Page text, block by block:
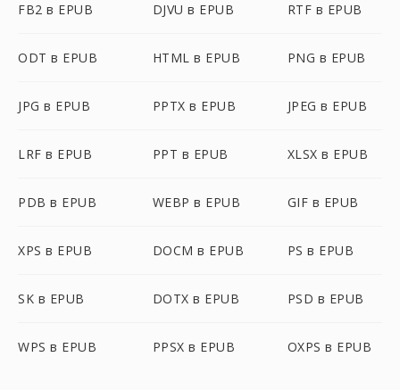
FB2 в EPUB DJVU в EPUB RTF в EPUB
ODT в EPUB HTML в EPUB PNG в EPUB
JPG в EPUB PPTX в EPUB JPEG в EPUB
LRF в EPUB PPT в EPUB XLSX в EPUB
PDB в EPUB WEBP в EPUB GIF в EPUB
XPS в EPUB DOCM в EPUB PS в EPUB
SK в EPUB DOTX в EPUB PSD в EPUB
WPS в EPUB PPSX в EPUB OXPS в EPUB